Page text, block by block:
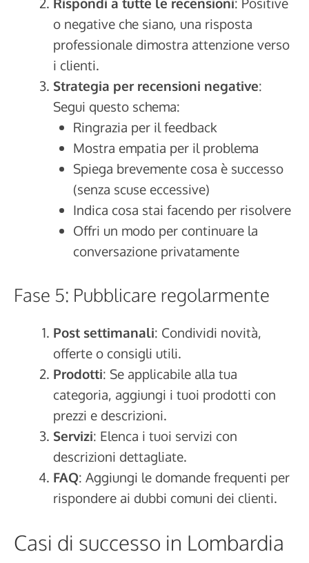
o negative che siano, una risposta
professionale dimostra attenzione verso
i clienti.
Strategia per recensioni negative:
Segui questo schema:
Ringrazia per il feedback
Mostra empatia per il problema
Spiega brevemente cosa è successo
(senza scuse eccessive)
Indica cosa stai facendo per risolvere
Offri un modo per continuare la
conversazione privatamente
Fase 5: Pubblicare regolarmente
Post settimanali: Condividi novità,
offerte o consigli utili.
Prodotti: Se applicabile alla tua
categoria, aggiungi i tuoi prodotti con
prezzi e descrizioni.
Servizi: Elenca i tuoi servizi con
descrizioni dettagliate.
FAQ: Aggiungi le domande frequenti per
rispondere ai dubbi comuni dei clienti.
Casi di successo in Lombardia